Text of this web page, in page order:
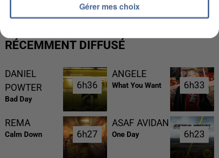
RÉCEMMENT DIFFUSÉ
DANIEL
POWTER
Bad Day
6h36
6h36
ANGELE
What You Want 6h33
6h33
REMA
Calm Down 6h27
6h27
ASAF AVIDAN
One Day 6h23
6h23
Gérer mes choix